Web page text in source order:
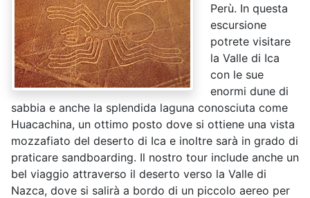
Perù. In questa
escursione
potrete visitare
la Valle di Ica
con le sue
enormi dune di
sabbia e anche la splendida laguna conosciuta come
Huacachina, un ottimo posto dove si ottiene una vista
mozzafiato del deserto di Ica e inoltre sarà in grado di
praticare sandboarding. Il nostro tour include anche un
bel viaggio attraverso il deserto verso la Valle di
Nazca, dove si salirà a bordo di un piccolo aereo per